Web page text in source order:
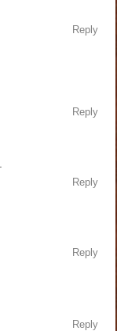
Reply
Reply
Reply
Reply
Reply